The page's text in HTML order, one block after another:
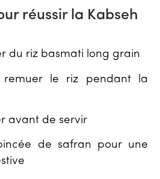
réussir la Kabseh
du riz basmati long grain
le riz pendant la
avant de servir
de safran pour une